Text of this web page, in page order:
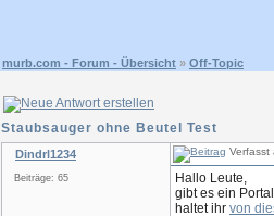
murb.com - Forum - Übersicht » Off-Topic
Staubsauger ohne Beutel Test
Dindrl1234
Beiträge: 65
Verfasst
Hallo Leute,
gibt es ein
haltet ihr von